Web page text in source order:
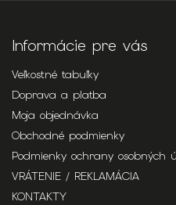
Informácie pre vás
Veľkostné tabuľky
Doprava a platba
Moja objednávka
Obchodné podmienky
Podmienky ochrany osobných
VRÁTENIE / REKLAMÁCIA
KONTAKTY